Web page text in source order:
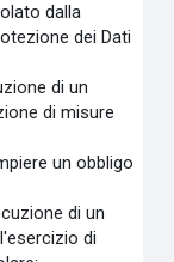
dalla
dei Dati
di un
di misure
un obbligo
di un
di